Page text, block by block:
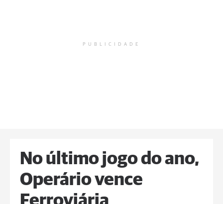
PUBLICIDADE
No último jogo do ano,
Operário vence